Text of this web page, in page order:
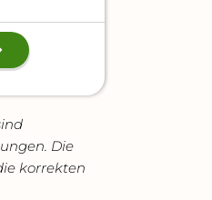
Die
korrekten